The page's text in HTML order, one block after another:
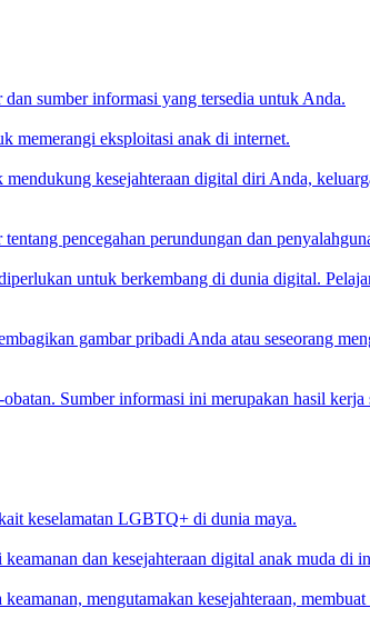
sumber informasi yang tersedia untuk Anda.
memerangi eksploitasi anak di internet.
kesejahteraan digital diri Anda,
pencegahan perundungan dan
untuk berkembang di dunia digital.
gambar pribadi Anda atau seseorang
Sumber informasi ini merupakan hasil kerja
keselamatan LGBTQ+ di dunia maya.
dan kesejahteraan digital anak muda di
mengutamakan kesejahteraan,